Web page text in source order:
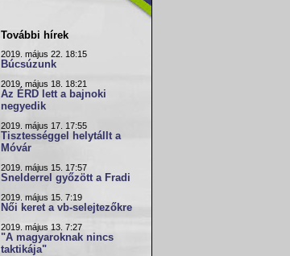
További hírek
2019. május 22. 18:15
Búcsúzunk
2019. május 18. 18:21
Az ÉRD lett a bajnoki
negyedik
2019. május 17. 17:55
Tisztességgel helytállt a
Móvár
2019. május 15. 17:57
Snelderrel győzött a Fradi
2019. május 15. 7:19
Női keret a vb-selejtezőkre
2019. május 13. 7:27
"A magyaroknak nincs
taktikája"